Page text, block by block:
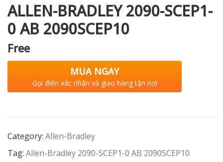
ALLEN-BRADLEY 2090-SCEP1-
0 AB 2090SCEP10
Free
MUA NGAY
Gọi điện xác nhận và giao hàng tận nơi
Category: Allen-Bradley
Tag: Allen-Bradley 2090-SCEP1-0 AB 2090SCEP10